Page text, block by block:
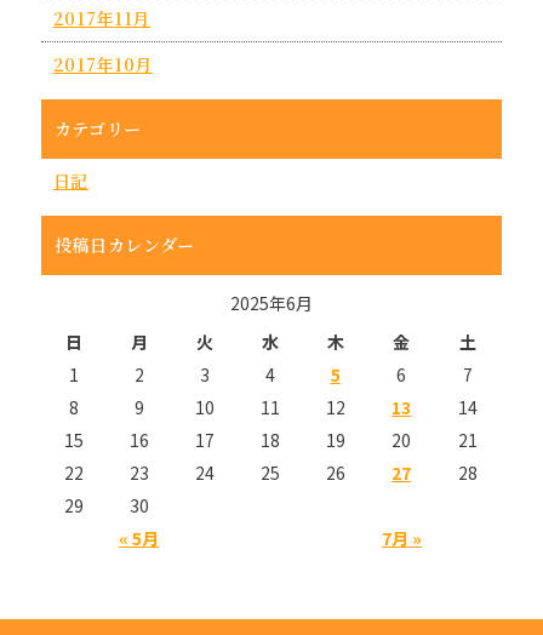
2017年11月
2017年10月
カテゴリー
日記
投稿日カレンダー
2025年6月
日
月 火 水 木 金 土
« 5月 7月 »
1 2 3 4 5 6
7
8
9 10 11 12 13
14
15
16 17 18 19 20
21
22
23 24 25 26 27
28
29
30